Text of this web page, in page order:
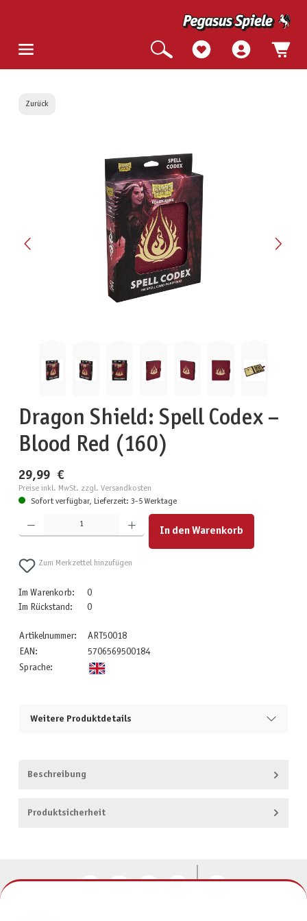
Zurück
Bildergalerie überspringen
Dragon Shield: Spell Codex –
Blood Red (160)
29,99 €
Preise inkl. MwSt. zzgl. Versandkosten
Sofort verfügbar, Lieferzeit: 3-5 Werktage
Produkt Anzahl: Gib den gewünschten Wert ein oder benutze die Schaltflächen um die Anzahl zu
In den Warenkorb
Zum Merkzettel hinzufügen
Im Warenkorb:
0
Im Rückstand:
0
Artikelnummer:
ART50018
EAN:
5706569500184
Sprache:
Weitere Produktdetails
Beschreibung
Produktsicherheit